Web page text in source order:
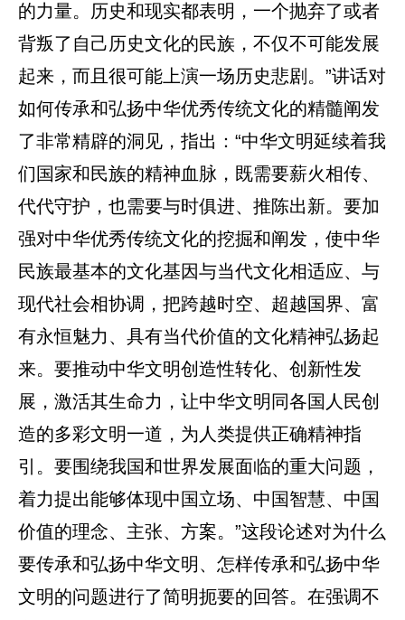
的力量。历史和现实都表明，一个抛弃了或者
背叛了自己历史文化的民族，不仅不可能发展
起来，而且很可能上演一场历史悲剧。”讲话对
如何传承和弘扬中华优秀传统文化的精髓阐发
了非常精辟的洞见，指出：“中华文明延续着我
们国家和民族的精神血脉，既需要薪火相传、
代代守护，也需要与时俱进、推陈出新。要加
强对中华优秀传统文化的挖掘和阐发，使中华
民族最基本的文化基因与当代文化相适应、与
现代社会相协调，把跨越时空、超越国界、富
有永恒魅力、具有当代价值的文化精神弘扬起
来。要推动中华文明创造性转化、创新性发
展，激活其生命力，让中华文明同各国人民创
造的多彩文明一道，为人类提供正确精神指
引。要围绕我国和世界发展面临的重大问题，
着力提出能够体现中国立场、中国智慧、中国
价值的理念、主张、方案。”这段论述对为什么
要传承和弘扬中华文明、怎样传承和弘扬中华
文明的问题进行了简明扼要的回答。在强调不